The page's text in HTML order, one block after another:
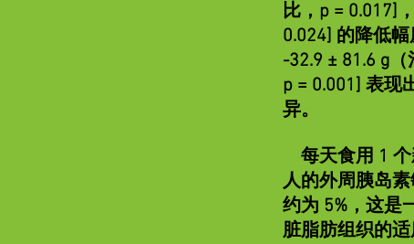
比，p = 0.017]
0.024] 的降低
-32.9 ± 81.6 g
p = 0.001] 表现
异。
每天食用 1 个
人的外周胰岛
约为 5%，这是
脏脂肪组织的